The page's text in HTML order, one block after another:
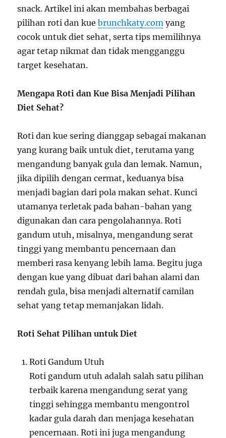
snack. Artikel ini akan membahas berbagai
pilihan roti dan kuebrunchkaty.com yang
cocok untuk diet sehat, serta tips memilihnya
agar tetap nikmat dan tidak mengganggu
target kesehatan.
Mengapa Roti dan Kue Bisa Menjadi Pilihan
Diet Sehat?
Roti dan kue sering dianggap sebagai makanan
yang kurang baik untuk diet, terutama yang
mengandung banyak gula dan lemak. Namun,
jika dipilih dengan cermat, keduanya bisa
menjadi bagian dari pola makan sehat. Kunci
utamanya terletak pada bahan-bahan yang
digunakan dan cara pengolahannya. Roti
gandum utuh, misalnya, mengandung serat
tinggi yang membantu pencernaan dan
memberi rasa kenyang lebih lama. Begitu juga
dengan kue yang dibuat dari bahan alami dan
rendah gula, bisa menjadi alternatif camilan
sehat yang tetap memanjakan lidah.
Roti Sehat Pilihan untuk Diet
Roti Gandum Utuh
Roti gandum utuh adalah salah satu pilihan
terbaik karena mengandung serat yang
tinggi sehingga membantu mengontrol
kadar gula darah dan menjaga kesehatan
pencernaan. Roti ini juga mengandung